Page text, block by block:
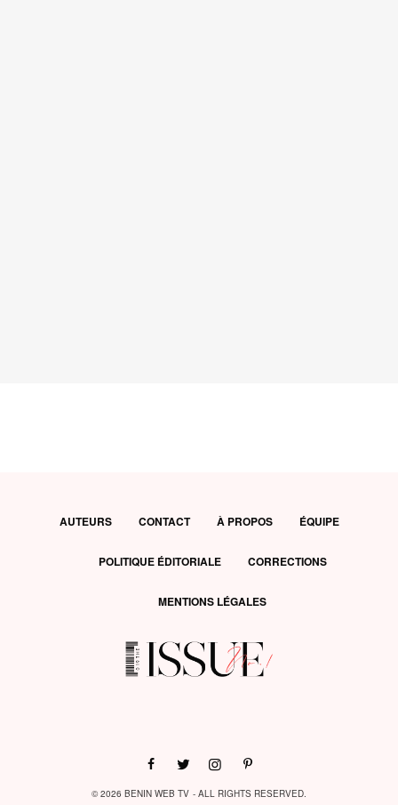
AUTEURS CONTACT À PROPOS ÉQUIPE
POLITIQUE ÉDITORIALE CORRECTIONS
MENTIONS LÉGALES
© 2026 BENIN WEB TV - ALL RIGHTS RESERVED.